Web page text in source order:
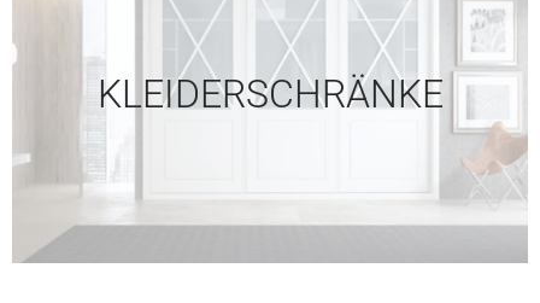
KLEIDERSCHRÄNKE